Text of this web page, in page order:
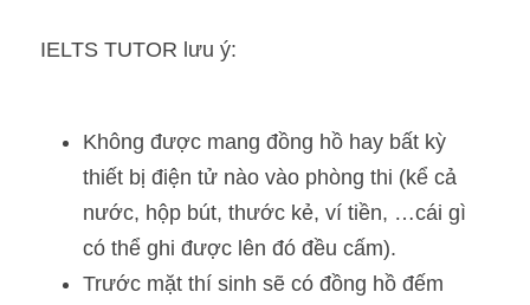
IELTS TUTOR lưu ý:
Không được mang đồng hồ hay bất kỳ
thiết bị điện tử nào vào phòng thi (kể cả
nước, hộp bút, thước kẻ, ví tiền, …cái gì
có thể ghi được lên đó đều cấm).
Trước mặt thí sinh sẽ có đồng hồ đếm